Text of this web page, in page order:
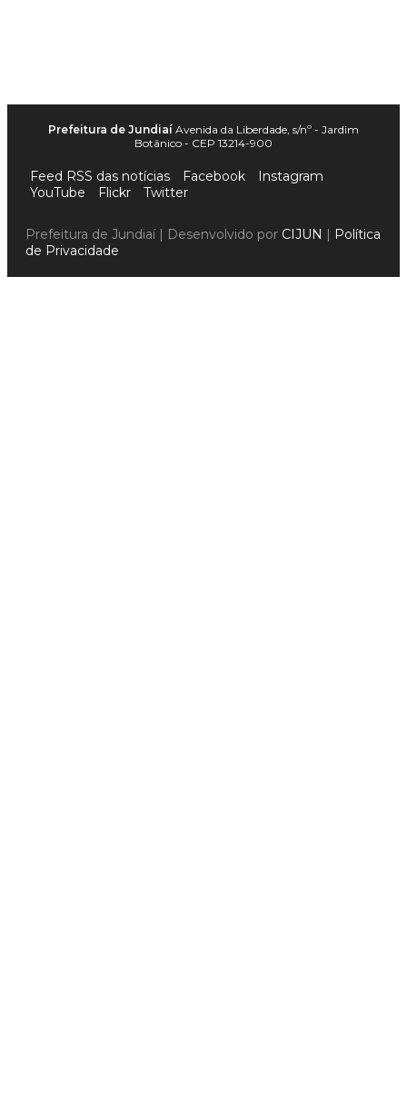
Prefeitura de Jundiaí Avenida da Liberdade, s/nº - Jardim
Botânico - CEP 13214-900
Feed RSS das notícias Facebook
Instagram
YouTube
Flickr Twitter
Prefeitura de Jundiaí | Desenvolvido por CIJUN | Política
de Privacidade